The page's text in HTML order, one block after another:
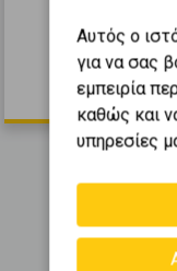
2010
110.000 €
Αυτός ο
για να σας
εμπειρία
καθώς και
υπηρεσίες